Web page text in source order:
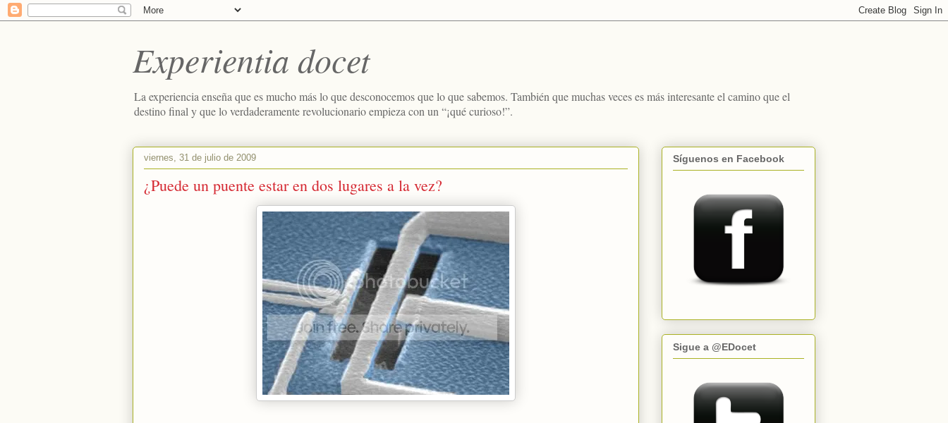
Experientia docet
La experiencia enseña que es mucho más lo que desconocemos que lo que sabemos. También que muchas veces es más interesante el camino que el
destino final y que lo verdaderamente revolucionario empieza con un “¡qué curioso!”.
viernes, 31 de julio de 2009
¿Puede un puente estar en dos lugares a la vez?
Síguenos en Facebook
Sigue a @EDocet